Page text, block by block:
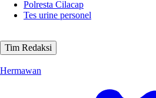
Polresta Cilacap
Tes urine personel
Tim Redaksi
Hermawan